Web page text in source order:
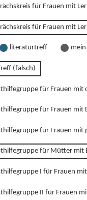
für Frauen mit
für Frauen mit
literaturtreff mein
(falsch)
für Frauen mit
für Frauen mit
für Frauen mit
für Mütter mit
I für Frauen
II für Frauen